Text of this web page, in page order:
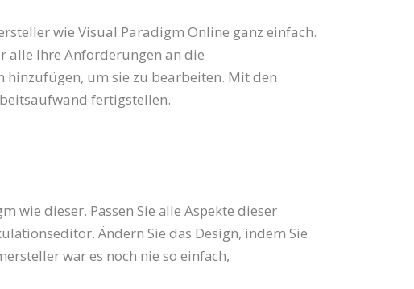
wie Visual Paradigm Online ganz einfach.
alle Ihre Anforderungen an die
hinzufügen, um sie zu bearbeiten. Mit den
fertigstellen.
wie dieser. Passen Sie alle Aspekte dieser
Ändern Sie das Design, indem Sie
war es noch nie so einfach,